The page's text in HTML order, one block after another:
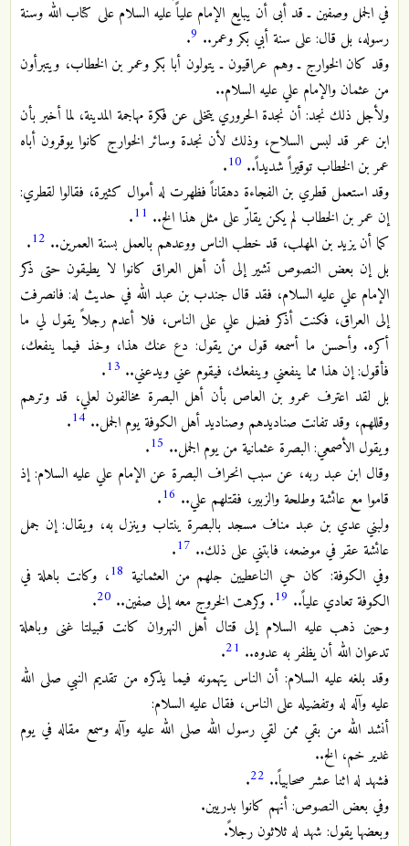
في الجمل وصفين ـ قد أبى أن يبايع الإمام علياً عليه السلام على كتاب الله وسنة
رسوله، بل قال: على سنة أبي بكر وعمر.. 9
.
وقد كان الخوارج ـ وهم عراقيون ـ يتولون أبا بكر وعمر بن الخطاب، ويتبرأون
من عثمان والإمام علي عليه السلام..
ولأجل ذلك نجد: أن نجدة الحروري يتخلى عن فكرة مهاجمة المدينة، لما أخبر بأن
ابن عمر قد لبس السلاح، وذلك لأن نجدة وسائر الخوارج كانوا يوقرون أباه
عمر بن الخطاب توقيراً شديداً.. 10
.
وقد استعمل قطري بن الفجاءة دهقاناً فظهرت له أموال كثيرة، فقالوا لقطري:
إن عمر بن الخطاب لم يكن يقارّ على مثل هذا الخ.. 11
.
كما أن يزيد بن المهلب، قد خطب الناس ووعدهم بالعمل بسنة العمرين.. 12
.
بل إن بعض النصوص تشير إلى أن أهل العراق كانوا لا يطيقون حتى ذكر
الإمام علي عليه السلام، فقد قال جندب بن عبد الله في حديث له: فانصرفت
إلى العراق، فكنت أذكر فضل علي على الناس، فلا أعدم رجلاً يقول لي ما
أكره. وأحسن ما أسمعه قول من يقول: دع عنك هذا، وخذ فيما ينفعك،
فأقول: إن هذا مما ينفعني وينفعك، فيقوم عني ويدعني.. 13
.
بل لقد اعترف عمرو بن العاص بأن أهل البصرة مخالفون لعلي، قد وترهم
وقللهم، وقد تفانت صناديدهم وصناديد أهل الكوفة يوم الجمل.. 14
.
ويقول الأصمعي: البصرة عثمانية من يوم الجمل.. 15
.
وقال ابن عبد ربه، عن سبب انحراف البصرة عن الإمام علي عليه السلام: إذ
قاموا مع عائشة وطلحة والزبير، فقتلهم علي.. 16
.
ولبني عدي بن عبد مناف مسجد بالبصرة ينتاب وينزل به، ويقال: إن جمل
عائشة عقر في موضعه، فابتني على ذلك.. 17
.
وفي الكوفة: كان حي الناعطيين جلهم من العثمانية 18، وكانت باهلة في
الكوفة تعادي علياً.. 19. وكرهت الخروج معه إلى صفين.. 20
.
وحين ذهب عليه السلام إلى قتال أهل النهروان كانت قبيلتا غنى وباهلة
تدعوان الله أن يظفر به عدوه.. 21
.
وقد بلغه عليه السلام: أن الناس يتهمونه فيما يذكره من تقديم النبي صلى الله
عليه وآله له وتفضيله على الناس، فقال عليه السلام:
أنشد الله من بقي ممن لقي رسول الله صلى الله عليه وآله وسمع مقاله في يوم
غدير خم، الخ..
فشهد له اثنا عشر صحابياً.. 22
.
وفي بعض النصوص: أنهم كانوا بدريين.
وبعضها يقول: شهد له ثلاثون رجلاً.